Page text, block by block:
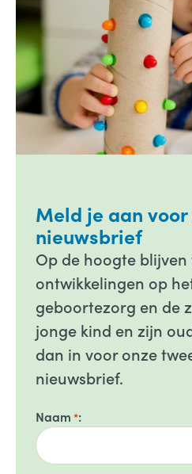
Meld je aan voor
nieuwsbrief
Op de hoogte
ontwikkelingen op
geboortezorg en de
jonge kind en zijn
dan in voor onze
nieuwsbrief.
Naam *